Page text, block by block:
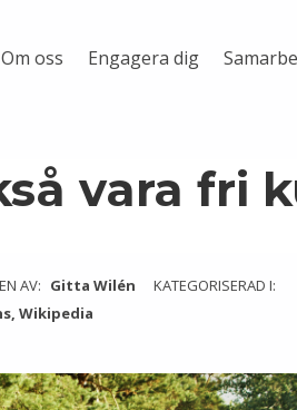
Om oss Engagera dig
vara fri
AV: Gitta Wilén
KATEGORISERAD I:
, Wikipedia